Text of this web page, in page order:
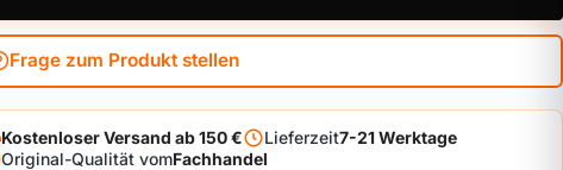
Frage zum Produkt stellen
Kostenloser Versand ab 150 € Lieferzeit7-21 Werktage
Original-Qualität vomFachhandel